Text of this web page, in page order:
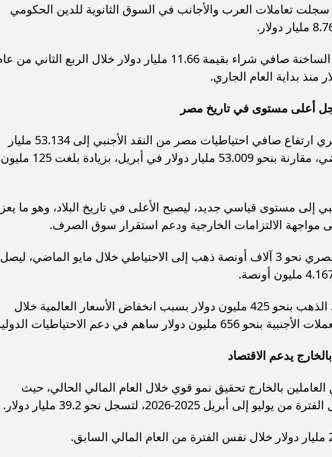
تعاملات العرب والأجانب في السوق الثانوية للدين الحكومي
كما بلغت تدفقات الأموال الساخنة صافي شراء بقيمة 11.66 مليار دولار خلال الربع الثاني من
أعلى مستوى في تاريخ مصر
أعلن البنك المركزي المصري ارتفاع صافي احتياطيات مصر من النقد الأجنبي إلى 53.134 مليار
دولار خلال شهر مايو الماضي، مقارنة بنحو 53.009 مليار دولار في أبريل، بزيادة بلغت 125 مليون
إلى مستوى قياسي جديد، ليصبح الأعلى في تاريخ البلاد، وهو ما
مواجهة الالتزامات الخارجية ودعم استقرار سوق الصرف.
وأضاف البنك المركزي المصري نحو 3 آلاف أونصة ذهب إلى الاحتياطي خلال مايو الماضي، ليصل
ورغم تراجع قيمة احتياطي الذهب بنحو 425 مليون دولار بسبب انخفاض الأسعار العالمية خلال
ساهم في دعم الاحتياطيات الدولية.
يدعم الاقتصاد
بالخارج تحقيق نمو قوي خلال العام المالي الحالي، حيث